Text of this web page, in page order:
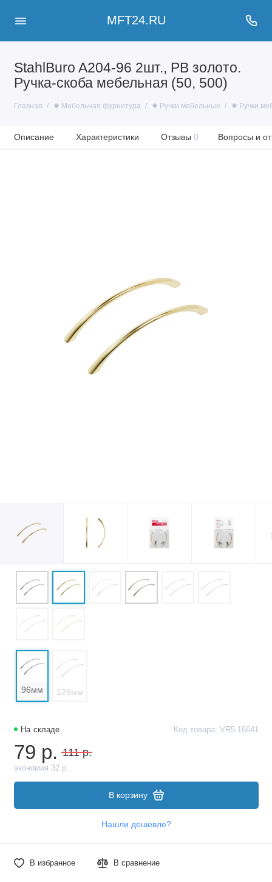
MFT24.RU
StahlBuro A204-96 2шт., PB золото.
Ручка-скоба мебельная (50, 500)
Главная ✹ Мебельная фурнитура ✹ Ручки мебельные ✹ Ручки
Описание Характеристики Отзывы 0 Вопросы и
На складе Код товара: VR5-16641
79 р. 111 р.
экономия 32 р.
В корзину
Нашли дешевле?
В избранное В сравнение
96мм 128мм